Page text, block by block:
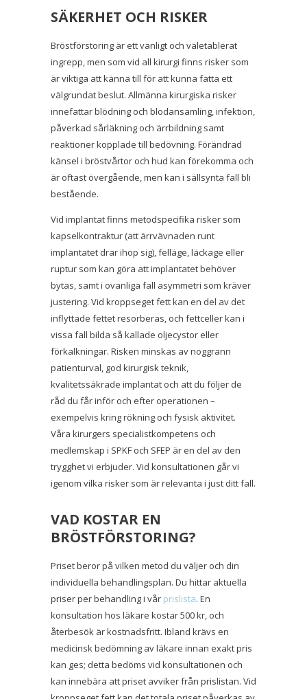
SÄKERHET OCH RISKER
Bröstförstoring är ett vanligt och väletablerat
ingrepp, men som vid all kirurgi finns risker som
är viktiga att känna till för att kunna fatta ett
välgrundat beslut. Allmänna kirurgiska risker
innefattar blödning och blodansamling, infektion,
påverkad sårläkning och ärrbildning samt
reaktioner kopplade till bedövning. Förändrad
känsel i bröstvårtor och hud kan förekomma och
är oftast övergående, men kan i sällsynta fall bli
bestående.
Vid implantat finns metodspecifika risker som
kapselkontraktur (att ärrvävnaden runt
implantatet drar ihop sig), felläge, läckage eller
ruptur som kan göra att implantatet behöver
bytas, samt i ovanliga fall asymmetri som kräver
justering. Vid kroppseget fett kan en del av det
inflyttade fettet resorberas, och fettceller kan i
vissa fall bilda så kallade oljecystor eller
förkalkningar. Risken minskas av noggrann
patienturval, god kirurgisk teknik,
kvalitetssäkrade implantat och att du följer de
råd du får inför och efter operationen –
exempelvis kring rökning och fysisk aktivitet.
Våra kirurgers specialistkompetens och
medlemskap i SPKF och SFEP är en del av den
trygghet vi erbjuder. Vid konsultationen går vi
igenom vilka risker som är relevanta i just ditt fall.
VAD KOSTAR EN
BRÖSTFÖRSTORING?
Priset beror på vilken metod du väljer och din
individuella behandlingsplan. Du hittar aktuella
priser per behandling i vår prislista. En
konsultation hos läkare kostar 500 kr, och
återbesök är kostnadsfritt. Ibland krävs en
medicinsk bedömning av läkare innan exakt pris
kan ges; detta bedöms vid konsultationen och
kan innebära att priset avviker från prislistan. Vid